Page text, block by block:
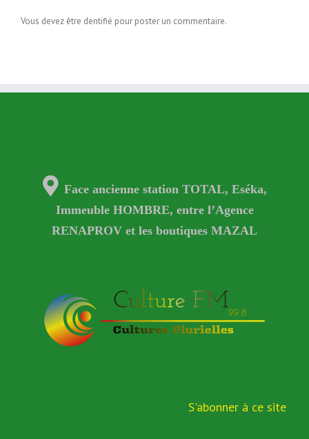
Vous devez être dentifié pour poster un commentaire.
Face ancienne station TOTAL, Eséka,
Immeuble HOMBRE, entre l’Agence
RENAPROV et les boutiques MAZAL
S'abonner à ce site